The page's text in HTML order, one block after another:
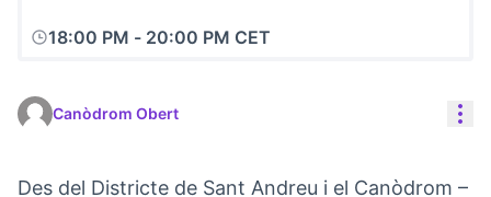
18:00 PM - 20:00 PM CET
Canòdrom Obert
Des del Districte de Sant Andreu i el Canòdrom –